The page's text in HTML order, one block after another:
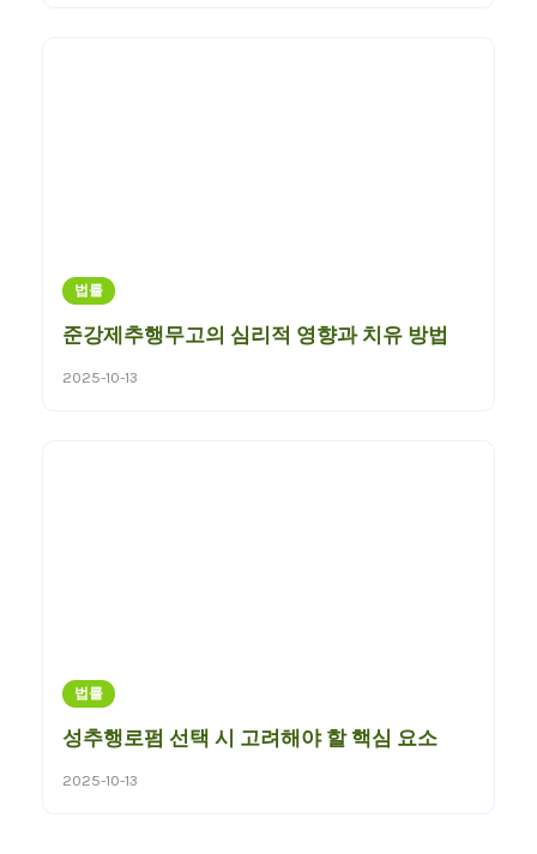
법률
준강제추행무고의 심리적 영향과 치유 방법
2025-10-13
법률
성추행로펌 선택 시 고려해야 할 핵심 요소
2025-10-13